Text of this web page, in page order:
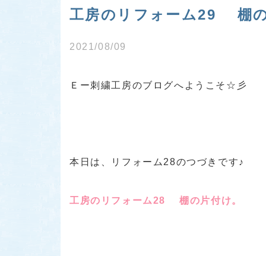
工房のリフォーム29 棚
2021/08/09
Ｅー刺繍工房のブログへようこそ☆彡
本日は、リフォーム28のつづきです♪
工房のリフォーム28 棚の片付け。